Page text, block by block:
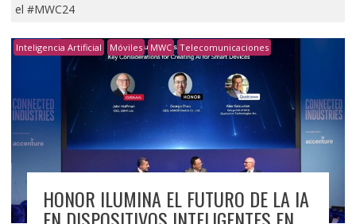
el #MWC24
Inteligencia Artificial Móviles MWC Telecomunicaciones
HONOR ILUMINA EL FUTURO DE LA IA